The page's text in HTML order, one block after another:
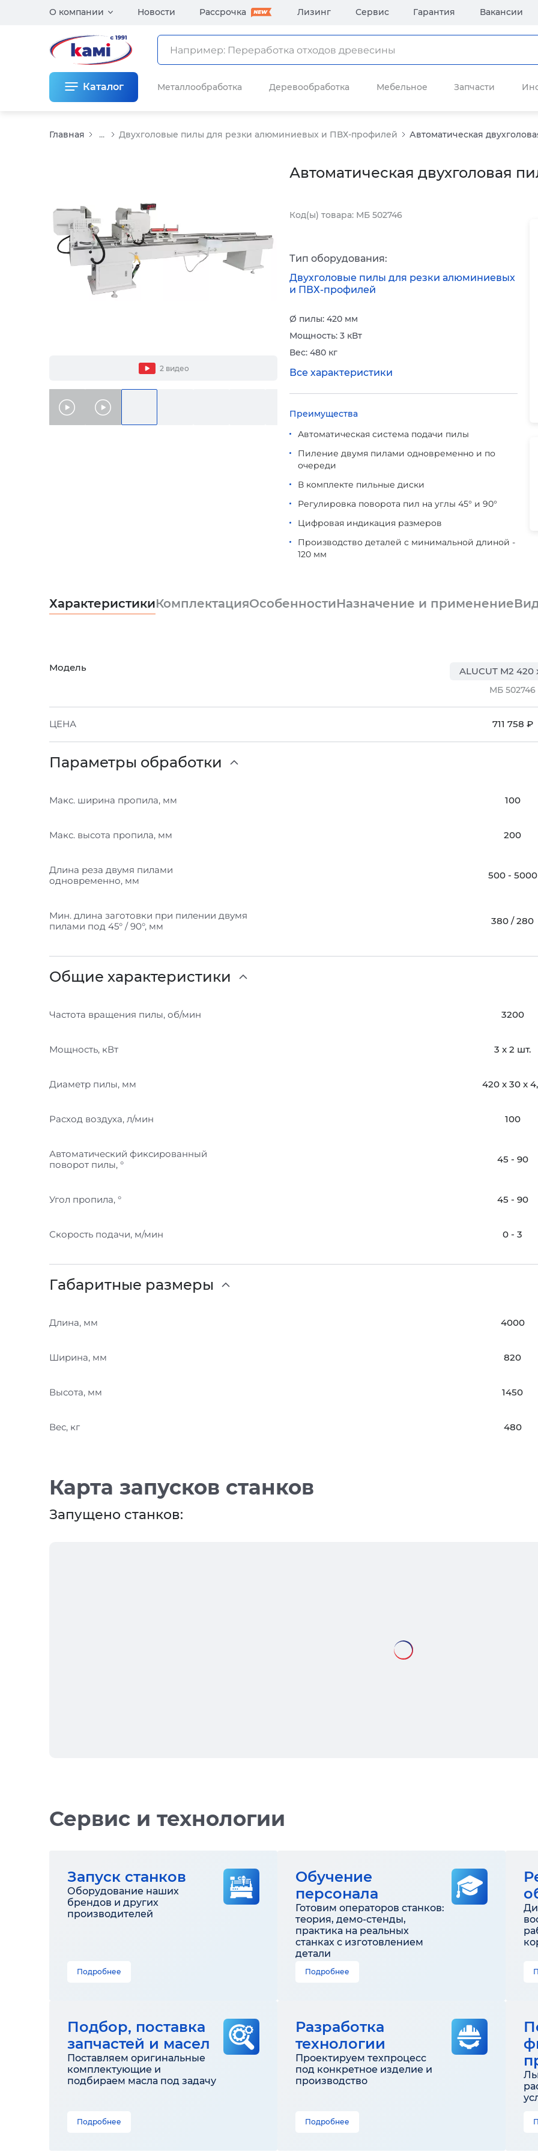
О компании Новости Рассрочка Лизинг Сервис Гарантия Вакансии
Каталог Металлообработка Деревообработка Мебельное Запчасти
Главная ... Двухголовые пилы для резки алюминиевых и ПВХ-профилей Автоматическая
Автоматическая двухголовая
Код(ы) товара: МБ 502746
2 видео
Тип оборудования:
Двухголовые пилы для резки алюминиевых
и ПВХ-профилей
Ø пилы: 420 мм
Мощность: 3 кВт
Вес: 480 кг
Все характеристики
Преимущества
Автоматическая система подачи пилы
Пиление двумя пилами одновременно и по
очереди
В комплекте пильные диски
Регулировка поворота пил на углы 45° и 90°
Цифровая индикация размеров
Производство деталей с минимальной длиной -
120 мм
ХарактеристикиКомплектацияОсобенностиНазначение и применение
Модель ALUCUT M2 420
МБ 502746
ЦЕНА 711 758 ₽
Параметры обработки
Макс. ширина пропила, мм 100
Макс. высота пропила, мм 200
Длина реза двумя пилами
одновременно, мм
500 - 5000
Мин. длина заготовки при пилении двумя
пилами под 45° / 90°, мм
380 / 280
Общие характеристики
Частота вращения пилы, об/мин 3200
Мощность, кВт 3 x 2 шт.
Диаметр пилы, мм 420 x 30 x
Расход воздуха, л/мин 100
Автоматический фиксированный
поворот пилы, °
45 - 90
Угол пропила, ° 45 - 90
Скорость подачи, м/мин 0 - 3
Габаритные размеры
Длина, мм 4000
Ширина, мм 820
Высота, мм 1450
Вес, кг 480
Карта запусков станков
Запущено станков:
Сервис и технологии
Запуск станков
Оборудование наших
брендов и других
производителей
Подробнее
Обучение
персонала
Готовим операторов станков:
теория, демо-стенды,
практика на реальных
станках с изготовлением
детали
Подробнее
Подбор, поставка
запчастей и масел
Поставляем оригинальные
комплектующие и
подбираем масла под задачу
Подробнее
Разработка
технологии
Проектируем техпроцесс
под конкретное изделие и
производство
Подробнее